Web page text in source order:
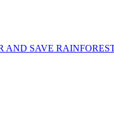
AND SAVE